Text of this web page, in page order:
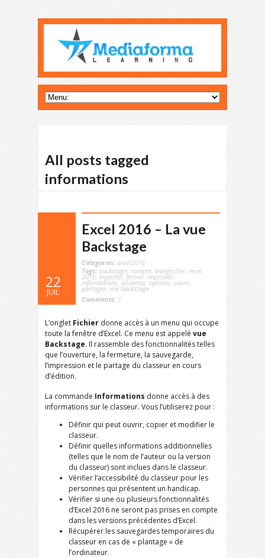
All posts tagged
informations
22
JUIL
Excel 2016 – La vue
Backstage
Categories: excel2016
Tags: backstage, compte, enregistrer, excel
2016, exporter, fermer, imprimer,
informations, nouveau, options,ouvrir,
partager, vue backstage
Comments: 1
L’onglet Fichier donne accès à un menu qui occupe
toute la fenêtre d’Excel. Ce menu est appelé vue
Backstage. Il rassemble des fonctionnalités telles
que l’ouverture, la fermeture, la sauvegarde,
l’impression et le partage du classeur en cours
d’édition.
La commande Informations donne accès à des
informations sur le classeur. Vous l’utiliserez pour :
Définir qui peut ouvrir, copier et modifier le
classeur.
Définir quelles informations additionnelles
(telles que le nom de l’auteur ou la version
du classeur) sont inclues dans le classeur.
Vérifier l’accessibilité du classeur pour les
personnes qui présentent un handicap.
Vérifier si une ou plusieurs fonctionnalités
d’Excel 2016 ne seront pas prises en compte
dans les versions précédentes d’Excel.
Récupérer les sauvegardes temporaires du
classeur en cas de « plantage » de
l’ordinateur.